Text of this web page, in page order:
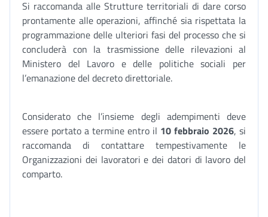
Si raccomanda alle Strutture territoriali di dare corso
prontamente alle operazioni, affinché sia rispettata la
programmazione delle ulteriori fasi del processo che si
concluderà con la trasmissione delle rilevazioni al
Ministero del Lavoro e delle politiche sociali per
l’emanazione del decreto direttoriale.
Considerato che l’insieme degli adempimenti deve
essere portato a termine entro il 10 febbraio 2026, si
raccomanda di contattare tempestivamente le
Organizzazioni dei lavoratori e dei datori di lavoro del
comparto.